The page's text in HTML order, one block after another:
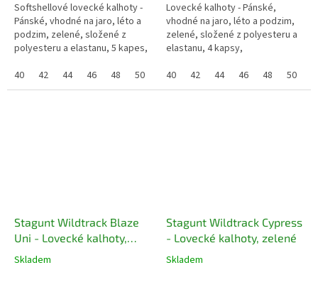
Softshellové lovecké kalhoty -
Pánské, vhodné na jaro, léto a
podzim, zelené, složené z
polyesteru a elastanu, 5 kapes,
membrána proti větru, pružné
40 42 44 46 48 50 52
Lovecké kalhoty - Pánské,
vhodné na jaro, léto a podzim,
zelené, složené z polyesteru a
elastanu, 4 kapsy,
membrána proti větru,
podlepené švy, zip s...
40 42 44 46 48 50
Stagunt Wildtrack Blaze
Uni - Lovecké kalhoty,
zeleno-oranžové
Skladem
Stagunt Wildtrack Cypress
- Lovecké kalhoty, zelené
Skladem